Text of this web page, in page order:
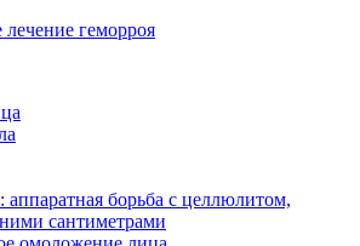
геморроя
аппаратная борьба с целлюлитом,
сантиметрами